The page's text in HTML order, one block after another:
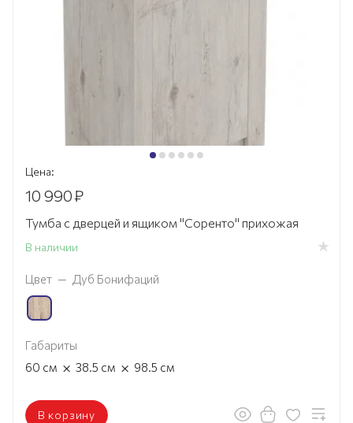
Цена:
10 990₽
Тумба с дверцей и ящиком "Соренто" прихожая
В наличии
Цвет — Дуб Бонифаций
Габариты
60 см × 38.5 см × 98.5 см
В корзину